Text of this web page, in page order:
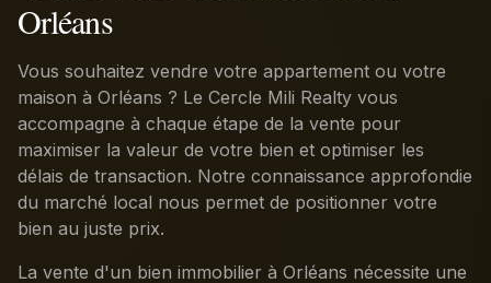
Orléans
Vous souhaitez vendre votre appartement ou votre
maison à Orléans ? Le Cercle Mili Realty vous
accompagne à chaque étape de la vente pour
maximiser la valeur de votre bien et optimiser les
délais de transaction. Notre connaissance approfondie
du marché local nous permet de positionner votre
bien au juste prix.
La vente d'un bien immobilier à Orléans nécessite une